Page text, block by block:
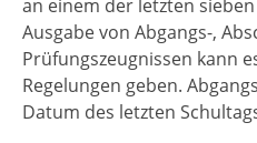
an einem der letzten
Ausgabe von Abgangs-,
Prüfungszeugnissen kann
Regelungen geben.
Datum des letzten